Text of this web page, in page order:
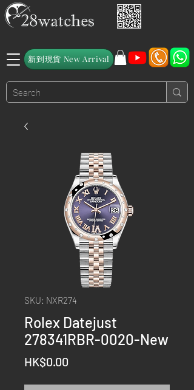
新到現貨 New Arrival
SKU: NXR274
Rolex Datejust
278341RBR-0020-New
HK$0.00